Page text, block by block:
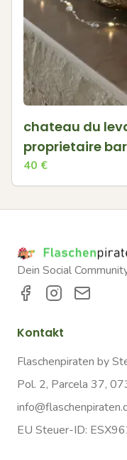
chateau du
proprietaire
40 €
Dein Social
Kontakt
Flaschenpiraten by
Pol. 2, Parcela 37,
EU Steuer-ID: